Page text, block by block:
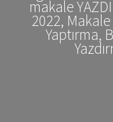
makale
2022,
Yaptırma,